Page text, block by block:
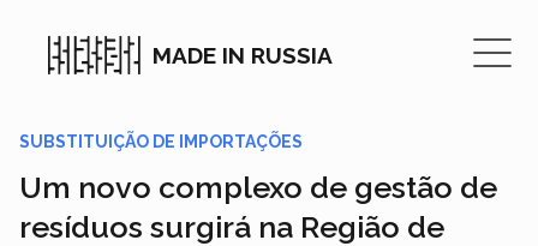
MADE IN RUSSIA
SUBSTITUIÇÃO DE IMPORTAÇÕES
Um novo complexo de gestão de
resíduos surgirá na Região de